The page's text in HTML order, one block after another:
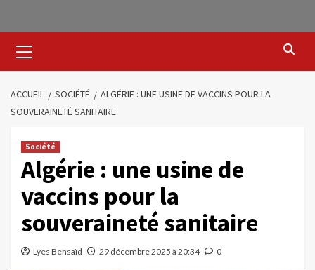
ACCUEIL SOCIÉTÉ
ALGÉRIE : UNE USINE DE VACCINS POUR LA
SOUVERAINETÉ SANITAIRE
Société
Algérie : une usine de
vaccins pour la
souveraineté sanitaire
Lyes Bensaïd 29 décembre 2025 à 20:34 0